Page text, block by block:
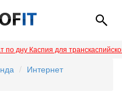
по дну Каспия для
Интернет